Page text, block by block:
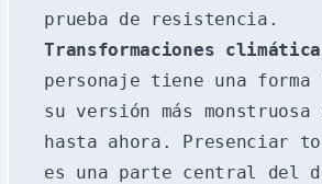
prueba de resistencia.
Transformaciones
personaje tiene una forma
su versión más monstruosa
hasta ahora. Presenciar
es una parte central del